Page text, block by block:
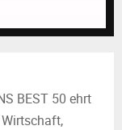
BEST 50 ehrt